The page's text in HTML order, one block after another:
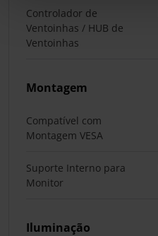
Controlador de
Ventoinhas / HUB de
Ventoinhas
Montagem
Compatível com
Montagem VESA
Suporte Interno para
Monitor
Iluminação